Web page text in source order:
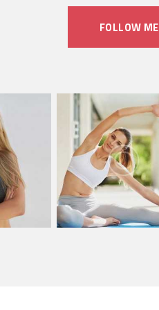
FOLLOW ME